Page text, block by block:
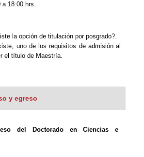
a 18:00 hrs.
la opción de titulación por posgrado?.
uno de los requisitos de admisión al
el título de Maestría.
y egreso
del Doctorado en Ciencias e